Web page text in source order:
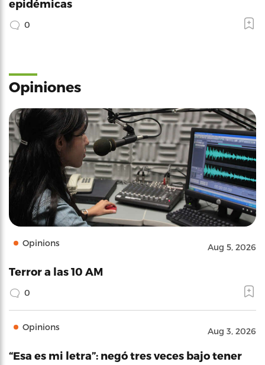
epidémicas
0
Opiniones
Opinions Aug 5, 2026
Terror a las 10 AM
0
Opinions Aug 3, 2026
“Esa es mi letra”: negó tres veces bajo tener